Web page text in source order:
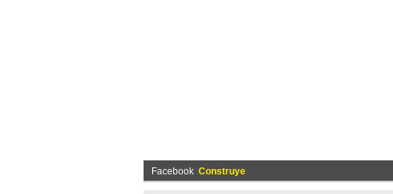
Facebook Construye